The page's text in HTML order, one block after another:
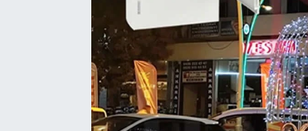
Hasköy
Bulanık